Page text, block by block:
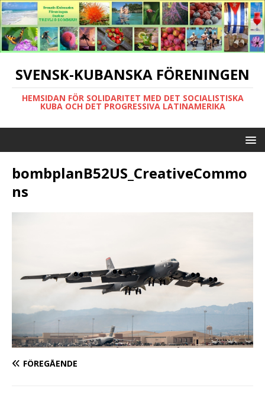
SVENSK-KUBANSKA FÖRENINGEN
HEMSIDAN FÖR SOLIDARITET MED DET SOCIALISTISKA
KUBA OCH DET PROGRESSIVA LATINAMERIKA
bombplanB52US_CreativeCommo
ns
FÖREGÅENDE